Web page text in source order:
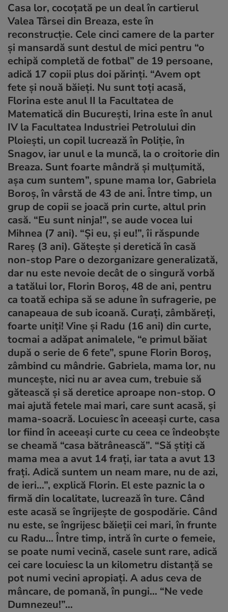
Casa lor, cocoţată pe un deal în cartierul
Valea Târsei din Breaza, este în
reconstrucţie. Cele cinci camere de la parter
şi mansardă sunt destul de mici pentru “o
echipă completă de fotbal” de 19 persoane,
adică 17 copii plus doi părinţi. “Avem opt
fete şi nouă băieţi. Nu sunt toţi acasă,
Florina este anul II la Facultatea de
Matematică din Bucureşti, Irina este în anul
IV la Facultatea Industriei Petrolului din
Ploieşti, un copil lucrează în Poliţie, în
Snagov, iar unul e la muncă, la o croitorie din
Breaza. Sunt foarte mândră şi mulţumită,
aşa cum suntem”, spune mama lor, Gabriela
Boroş, în vârstă de 43 de ani. Între timp, un
grup de copii se joacă prin curte, altul prin
casă. “Eu sunt ninja!”, se aude vocea lui
Mihnea (7 ani). “Şi eu, şi eu!”, îi răspunde
Rareş (3 ani). Găteşte şi deretică în casă
non-stop Pare o dezorganizare generalizată,
dar nu este nevoie decât de o singură vorbă
a tatălui lor, Florin Boroş, 48 de ani, pentru
ca toată echipa să se adune în sufragerie, pe
canapeaua de sub icoană. Curaţi, zâmbăreţi,
foarte uniţi! Vine şi Radu (16 ani) din curte,
tocmai a adăpat animalele, “e primul băiat
după o serie de 6 fete”, spune Florin Boroş,
zâmbind cu mândrie. Gabriela, mama lor, nu
munceşte, nici nu ar avea cum, trebuie să
gătească şi să deretice aproape non-stop. O
mai ajută fetele mai mari, care sunt acasă, şi
mama-soacră. Locuiesc în aceeaşi curte, casa
lor fiind în aceeaşi curte cu ceea ce îndeobşte
se cheamă “casa bătrânească”. “Să ştiţi că
mama mea a avut 14 fraţi, iar tata a avut 13
fraţi. Adică suntem un neam mare, nu de azi,
de ieri…”, explică Florin. El este paznic la o
firmă din localitate, lucrează în ture. Când
este acasă se îngrijeşte de gospodărie. Când
nu este, se îngrijesc băieţii cei mari, în frunte
cu Radu… Între timp, intră în curte o femeie,
se poate numi vecină, casele sunt rare, adică
cei care locuiesc la un kilometru distanţă se
pot numi vecini apropiaţi. A adus ceva de
mâncare, de pomană, în pungi… “Ne vede
Dumnezeu!”…